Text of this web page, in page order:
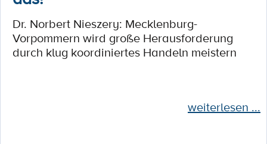
Dr. Norbert Nieszery: Mecklenburg-
Vorpommern wird große Herausforderung
durch klug koordiniertes Handeln meistern
weiterlesen ...